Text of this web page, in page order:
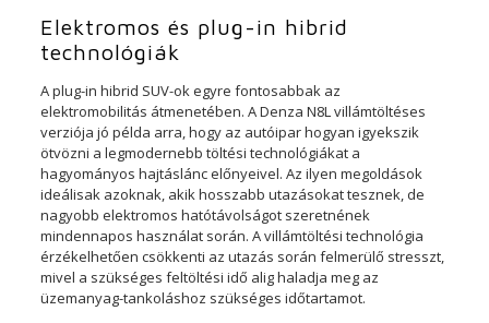
Elektromos és plug-in hibrid
technológiák
A plug-in hibrid SUV-ok egyre fontosabbak az
elektromobilitás átmenetében. A Denza N8L villámtöltéses
verziója jó példa arra, hogy az autóipar hogyan igyekszik
ötvözni a legmodernebb töltési technológiákat a
hagyományos hajtáslánc előnyeivel. Az ilyen megoldások
ideálisak azoknak, akik hosszabb utazásokat tesznek, de
nagyobb elektromos hatótávolságot szeretnének
mindennapos használat során. A villámtöltési technológia
érzékelhetően csökkenti az utazás során felmerülő stresszt,
mivel a szükséges feltöltési idő alig haladja meg az
üzemanyag-tankoláshoz szükséges időtartamot.